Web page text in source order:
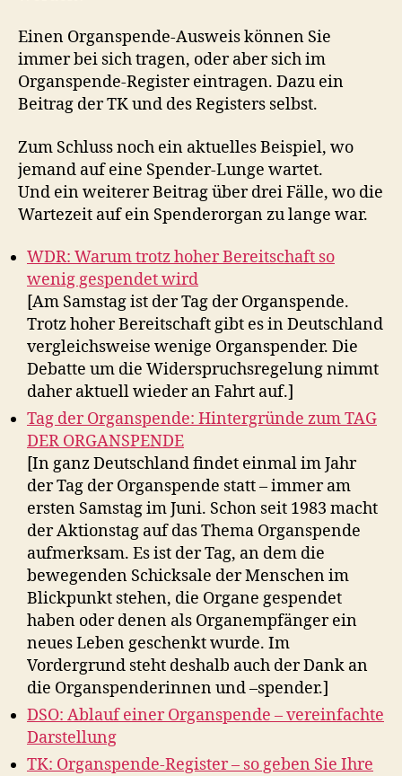
Einen Organspende-Ausweis können Sie
immer bei sich tragen, oder aber sich im
Organspende-Register eintragen. Dazu ein
Beitrag der TK und des Registers selbst.
Zum Schluss noch ein aktuelles Beispiel, wo
jemand auf eine Spender-Lunge wartet.
Und ein weiterer Beitrag über drei Fälle, wo die
Wartezeit auf ein Spenderorgan zu lange war.
WDR: Warum trotz hoher Bereitschaft so
wenig gespendet wird
[Am Samstag ist der Tag der Organspende.
Trotz hoher Bereitschaft gibt es in Deutschland
vergleichsweise wenige Organspender. Die
Debatte um die Widerspruchsregelung nimmt
daher aktuell wieder an Fahrt auf.]
Tag der Organspende: Hintergründe zum TAG
DER ORGANSPENDE
[In ganz Deutschland findet einmal im Jahr
der Tag der Organspende statt – immer am
ersten Samstag im Juni. Schon seit 1983 macht
der Aktionstag auf das Thema Organspende
aufmerksam. Es ist der Tag, an dem die
bewegenden Schicksale der Menschen im
Blickpunkt stehen, die Organe gespendet
haben oder denen als Organempfänger ein
neues Leben geschenkt wurde. Im
Vordergrund steht deshalb auch der Dank an
die Organspenderinnen und –spender.]
DSO: Ablauf einer Organspende – vereinfachte
Darstellung
TK: Organspende-Register – so geben Sie Ihre